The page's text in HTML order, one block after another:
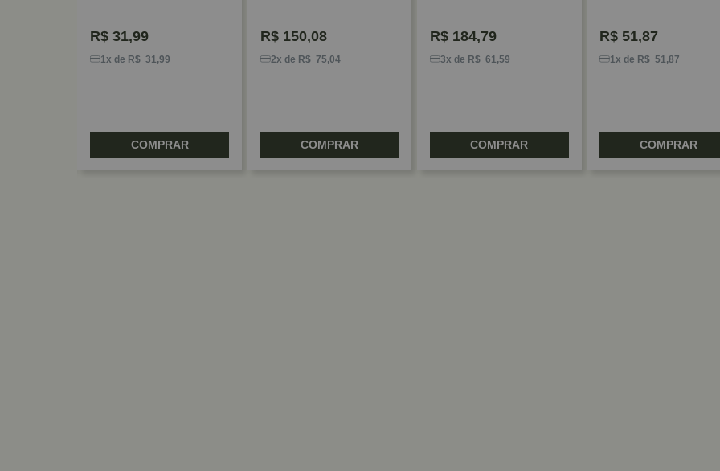
R$ 31,99
1x de R$ 31,99
COMPRAR
R$150,08
2x de R$ 75,04
COMPRAR
R$184,79
3x de R$ 61,59
COMPRAR
R$51,87
1x de R$ 51,87
COMPRAR